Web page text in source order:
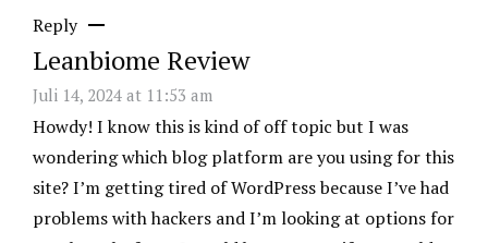
Reply
Leanbiome Review
Juli 14, 2024 at 11:53 am
Howdy! I know this is kind of off topic but I was
wondering which blog platform are you using for this
site? I’m getting tired of WordPress because I’ve had
problems with hackers and I’m looking at options for